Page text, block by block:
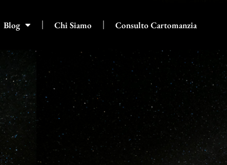
Blog Chi Siamo Consulto Cartomanzia